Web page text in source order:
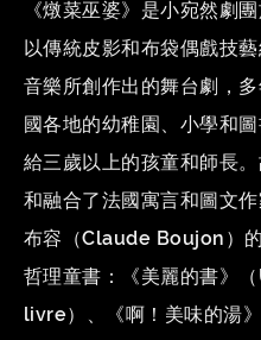
《燉菜巫婆》是小宛然劇
以傳統皮影和布袋偶戲技
音樂所創作出的舞台劇，
國各地的幼稚園、小學和
給三歲以上的孩童和師長
和融合了法國寓言和圖文作
布容（Claude Boujon）
哲理童書：《美麗的書》
livre）、《啊！美味的湯